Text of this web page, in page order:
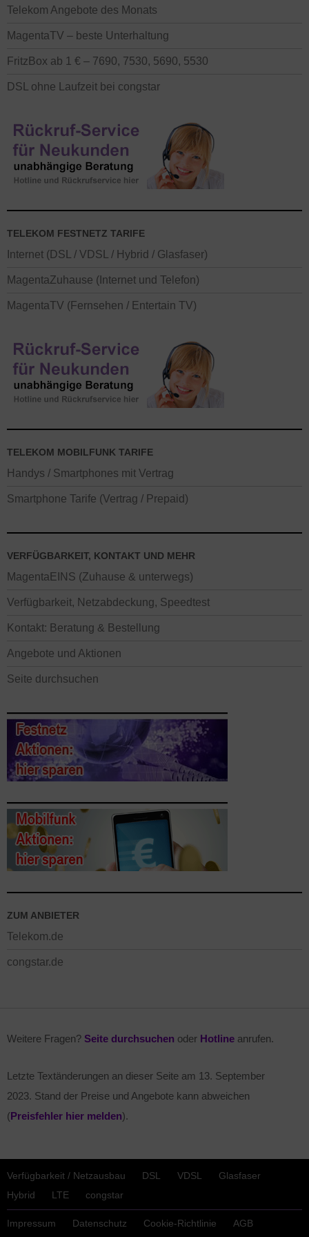
Telekom Angebote des Monats
MagentaTV – beste Unterhaltung
FritzBox ab 1 € – 7690, 7530, 5690, 5530
DSL ohne Laufzeit bei congstar
TELEKOM FESTNETZ TARIFE
Internet (DSL / VDSL / Hybrid / Glasfaser)
MagentaZuhause (Internet und Telefon)
MagentaTV (Fernsehen / Entertain TV)
TELEKOM MOBILFUNK TARIFE
Handys / Smartphones mit Vertrag
Smartphone Tarife (Vertrag / Prepaid)
VERFÜGBARKEIT, KONTAKT UND MEHR
MagentaEINS (Zuhause & unterwegs)
Verfügbarkeit, Netzabdeckung, Speedtest
Kontakt: Beratung & Bestellung
Angebote und Aktionen
Seite durchsuchen
ZUM ANBIETER
Telekom.de
congstar.de
Weitere Fragen? Seite durchsuchen oder Hotline anrufen.
Letzte Textänderungen an dieser Seite am 13. September
2023. Stand der Preise und Angebote kann abweichen
(Preisfehler hier melden).
Verfügbarkeit / Netzausbau DSL VDSL
Glasfaser
Hybrid
LTE congstar
Impressum Datenschutz Cookie-Richtlinie AGB